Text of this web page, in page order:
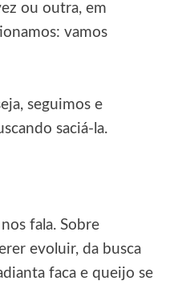
ou outra, em
vamos
seguimos e
saciá-la.
fala. Sobre
evoluir, da busca
faca e queijo se